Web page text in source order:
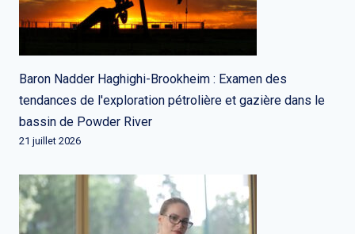
Baron Nadder Haghighi-Brookheim : Examen des
tendances de l'exploration pétrolière et gazière dans le
bassin de Powder River
21 juillet 2026